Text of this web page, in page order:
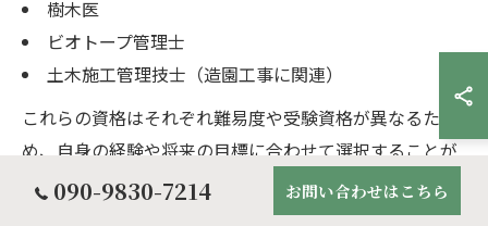
樹木医
ビオトープ管理士
土木施工管理技士（造園工事に関連）
これらの資格はそれぞれ難易度や受験資格が異なるた
め、自身の経験や将来の目標に合わせて選択することが
大切です。特に施工管理技士や技能士は、昇進や現場責
任者を目指す上で基本となる資格です。資格取得の際
090-9830-7214 お問い合わせはこちら